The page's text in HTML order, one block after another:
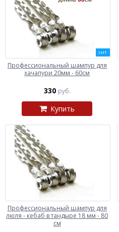
ХИТ
Профессиональный шампур для
хачапури 20мм - 60см
330 руб.
Купить
Профессиональный шампур для
люля - кебаб в тандыре 18 мм - 80
см